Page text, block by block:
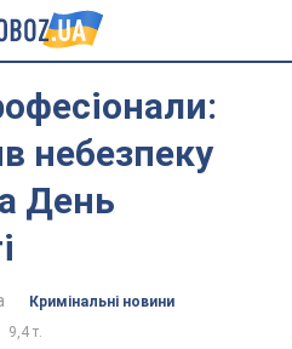
небезпеку
День
Кримінальні новини
9,4 т.